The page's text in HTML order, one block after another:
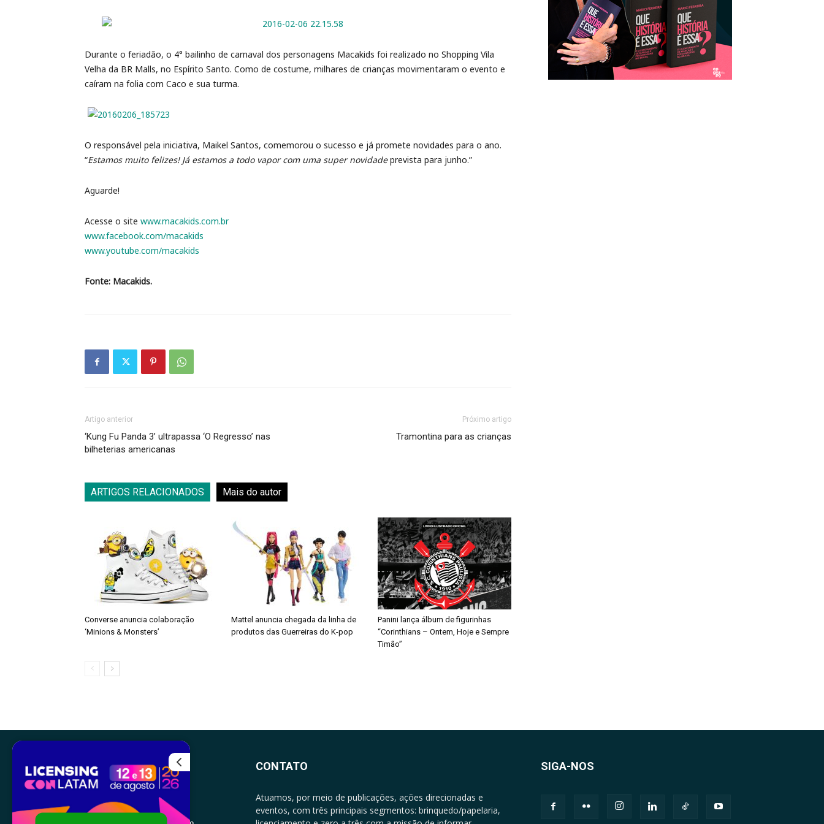
Durante o feriadão, o 4° bailinho de carnaval dos personagens Macakids foi realizado no Shopping Vila
Velha da BR Malls, no Espírito Santo. Como de costume, milhares de crianças movimentaram o evento e
caíram na folia com Caco e sua turma.
O responsável pela iniciativa, Maikel Santos, comemorou o sucesso e já promete novidades para o ano.
“Estamos muito felizes! Já estamos a todo vapor com uma super novidadeprevista para junho.”
Aguarde!
Acesse o site www.macakids.com.br
www.facebook.com/macakids
www.youtube.com/macakids
Fonte: Macakids.
Artigo anterior
‘Kung Fu Panda 3’ ultrapassa ‘O Regresso’ nas
bilheterias americanas
Próximo artigo
Tramontina para as crianças
ARTIGOS RELACIONADOS Mais do autor
Converse anuncia colaboração
‘Minions & Monsters’
Mattel anuncia chegada da linha de
produtos das Guerreiras do K-pop
Panini lança álbum de figurinhas
“Corinthians – Ontem, Hoje e Sempre
Timão”
CONTATO
Atuamos, por meio de publicações, ações direcionadas e
eventos, com três principais segmentos: brinquedo/papelaria,
SIGA-NOS